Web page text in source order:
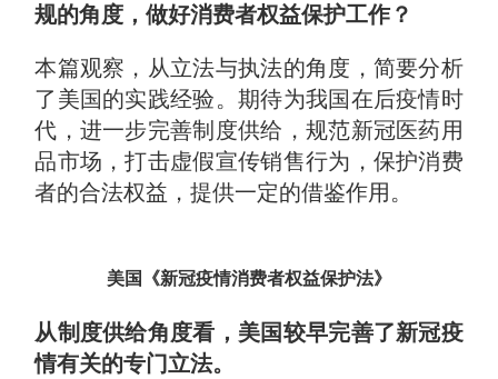
规的角度，做好消费者权益保护工作？
本篇观察，从立法与执法的角度，简要分析
了美国的实践经验。期待为我国在后疫情时
代，进一步完善制度供给，规范新冠医药用
品市场，打击虚假宣传销售行为，保护消费
者的合法权益，提供一定的借鉴作用。
美国《新冠疫情消费者权益保护法》
从制度供给角度看，美国较早完善了新冠疫
情有关的专门立法。